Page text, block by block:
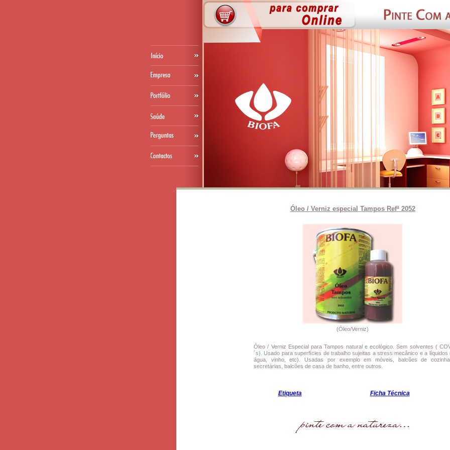
Óleo / Verniz especial Tampos Refª 2052
(Óleo/Verniz)
Óleo / Verniz Especial para Tampos natural e ecológico. Sem solventes (
´s). Usado para superfícies de trabalho sujeitas a stress mecânico e a líquidos
água, vinho, etc). Usadas por exemplo em móveis, balcões de cozinha,
secretárias, balcões de casa de banho, entre outros.
Etiqueta Ficha Técnica